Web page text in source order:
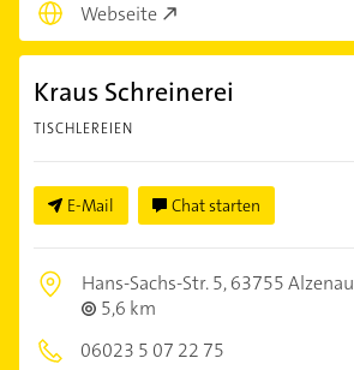
Webseite
Kraus Schreinerei
TISCHLEREIEN
E-Mail Chat starten
Hans-Sachs-Str. 5,63755 Alzenau
5,6 km
06023 5 07 22 75